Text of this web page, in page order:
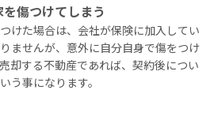
傷つけてしまう
けた場合は、会社が保険に加入してい
ませんが、意外に自分自身で傷をつけ
却する不動産であれば、契約後につい
う事になります。